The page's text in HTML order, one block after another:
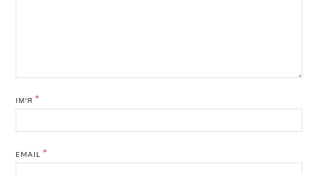
ІМ'Я *
EMAIL *